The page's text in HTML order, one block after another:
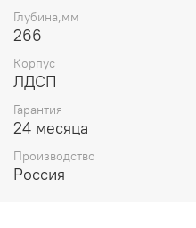
Глубина,мм
266
Корпус
ЛДСП
Гарантия
24 месяца
Производство
Россия